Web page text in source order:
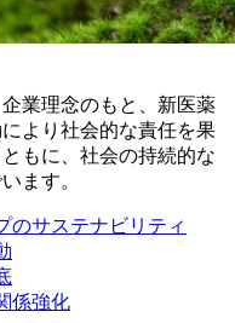
業理念のもと、新医薬
より社会的な責任を果
もに、社会の持続的な
ます。
のサステナビリティ
係強化